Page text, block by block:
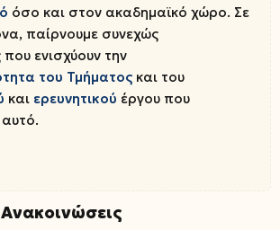
όσο και στον ακαδημαϊκό χώρο. Σε
παίρνουμε συνεχώς
ενισχύουν την
του Τμήματος και του
και ερευνητικού έργου που
αυτό.